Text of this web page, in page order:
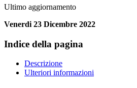
Ultimo aggiornamento
Venerdi 23 Dicembre 2022
Indice della pagina
Descrizione
Ulteriori informazioni